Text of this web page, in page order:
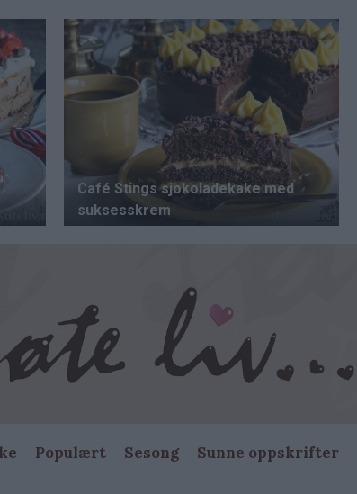
Populært Sesong Sunne oppskrifter